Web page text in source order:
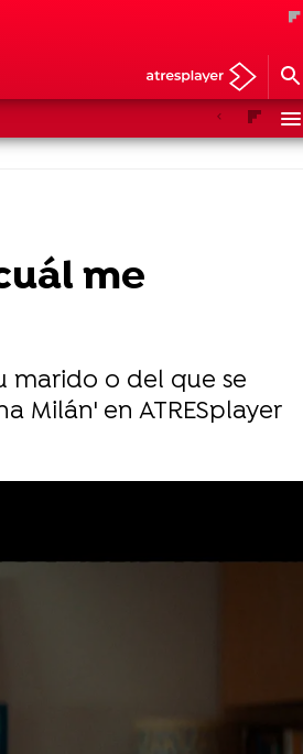
AnteriorSiguiente
me
marido o del que se
Milán' en ATRESplayer